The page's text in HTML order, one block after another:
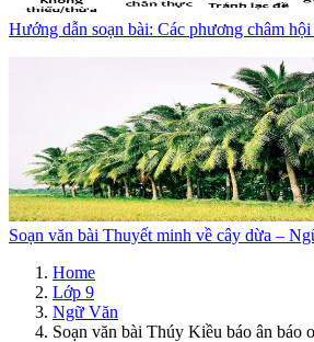
Hướng dẫn soạn bài: Các phương châm hội
Soạn văn bài Thuyết minh về cây dừa –
Home
Lớp 9
Ngữ Văn
Soạn văn bài Thúy Kiều báo ân báo